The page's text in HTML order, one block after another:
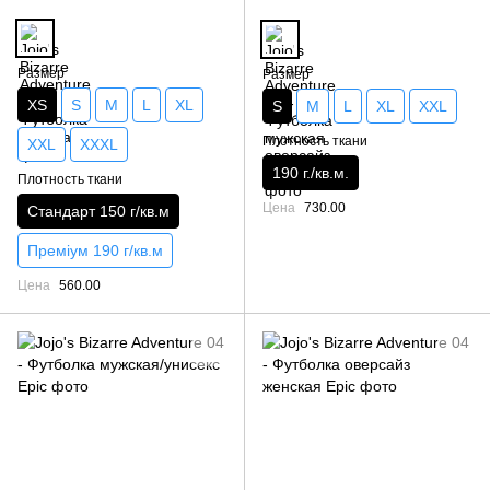
Размер
XS S M L XL
XXL XXXL
Плотность ткани
Стандарт 150 г/кв.м
Преміум 190 г/кв.м
Цена 560.00
Размер
S M L XL XXL
Плотность ткани
190 г./кв.м.
Цена 730.00